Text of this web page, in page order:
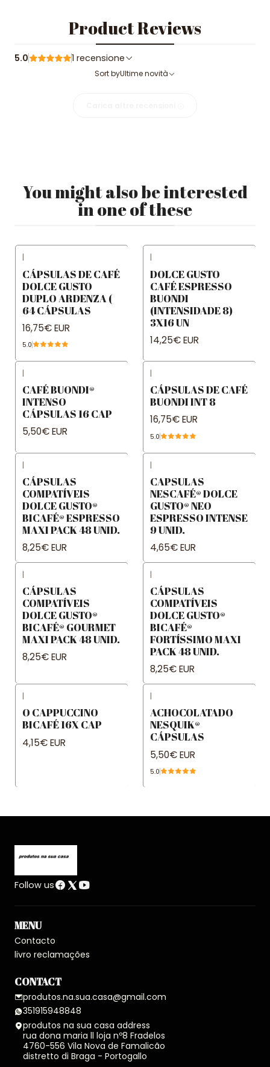
Product Reviews
5.0 1 recensione
Sort byUltime novità
You might also be interested
in one of these
|
CÁPSULAS DE CAFÉ
DOLCE GUSTO
DUPLO ARDENZA (
64 CÁPSULAS
16,75€ EUR
5.0
|
DOLCE GUSTO
CAFÉ ESPRESSO
BUONDI
(INTENSIDADE 8)
3X16 UN
14,25€ EUR
|
CAFÉ BUONDI®
INTENSO
CÁPSULAS 16 CAP
5,50€ EUR
|
CÁPSULAS DE CAFÉ
BUONDI INT 8
16,75€ EUR
5.0
|
CÁPSULAS
COMPATÍVEIS
DOLCE GUSTO®
BICAFÉ® ESPRESSO
MAXI PACK 48 UNID.
8,25€ EUR
|
CAPSULAS
NESCAFÉ® DOLCE
GUSTO® NEO
ESPRESSO INTENSE
9 UNID.
4,65€ EUR
|
CÁPSULAS
COMPATÍVEIS
DOLCE GUSTO®
BICAFÉ® GOURMET
MAXI PACK 48 UNID.
8,25€ EUR
|
CÁPSULAS
COMPATÍVEIS
DOLCE GUSTO®
BICAFÉ®
FORTÍSSIMO MAXI
PACK 48 UNID.
8,25€ EUR
|
O CAPPUCCINO
BICAFÉ 16X CAP
4,15€ EUR
|
ACHOCOLATADO
NESQUIK®
CÁPSULAS
5,50€ EUR
5.0
Follow us
MENU
Contacto
livro reclamações
CONTACT
produtos.na.sua.casa@gmail.com
351915948848
produtos na sua casa address
rua dona maria ll loja nº8 Fradelos
4760-556 Vila Nova de Famalicão
distretto di Braga - Portogallo